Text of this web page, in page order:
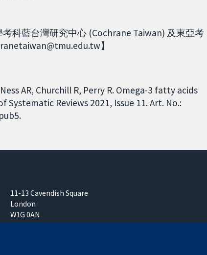
科藍台灣研究中心 (Cochrane Taiwan) 及東亞考
】
AR, Churchill R, Perry R. Omega-3 fatty acids
Reviews 2021, Issue 11. Art. No.:
11-13 Cavendish Square
London
W1G 0AN
United Kingdom